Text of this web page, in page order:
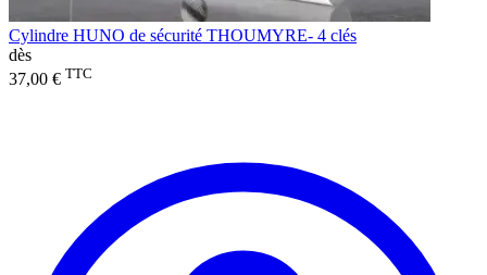
Cylindre HUNO de sécurité THOUMYRE- 4 clés
dès
37,00 € TTC